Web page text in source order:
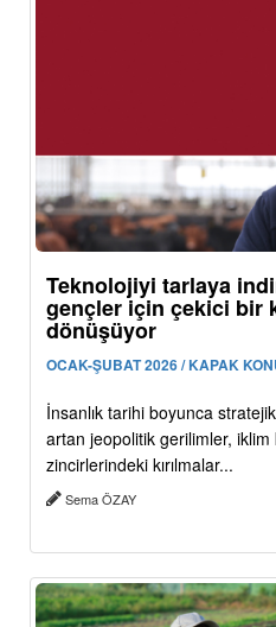
Teknolojiyi tarlaya
gençler için çekici bir
dönüşüyor
OCAK-ŞUBAT 2026 / KAPAK
İnsanlık tarihi boyunca
artan jeopolitik gerilimler, iklim
zincirlerindeki kırılmalar...
Sema ÖZAY